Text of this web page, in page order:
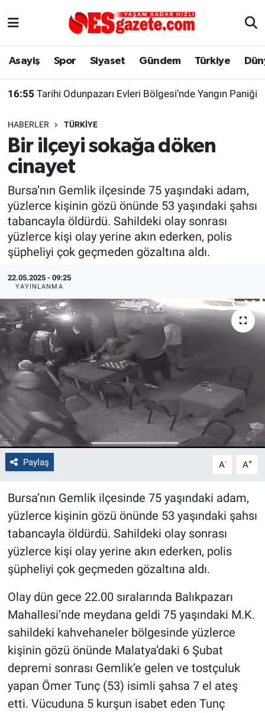
Asayiş Spor Siyaset Gündem Türkiye
16:55 Tarihi Odunpazarı Evleri Bölgesi’nde Yangın Paniği
HABERLER TÜRKIYE
Bir ilçeyi sokağa döken
cinayet
Bursa’nın Gemlik ilçesinde 75 yaşındaki adam,
yüzlerce kişinin gözü önünde 53 yaşındaki şahsı
tabancayla öldürdü. Sahildeki olay sonrası
yüzlerce kişi olay yerine akın ederken, polis
şüpheliyi çok geçmeden gözaltına aldı.
22.05.2025 - 09:25
YAYINLANMA
Paylaş A- A+
Bursa’nın Gemlik ilçesinde 75 yaşındaki adam,
yüzlerce kişinin gözü önünde 53 yaşındaki şahsı
tabancayla öldürdü. Sahildeki olay sonrası
yüzlerce kişi olay yerine akın ederken, polis
şüpheliyi çok geçmeden gözaltına aldı.
Olay dün gece 22.00 sıralarında Balıkpazarı
Mahallesi’nde meydana geldi 75 yaşındaki M.K.
sahildeki kahvehaneler bölgesinde yüzlerce
kişinin gözü önünde Malatya’daki 6 Şubat
depremi sonrası Gemlik’e gelen ve tostçuluk
yapan Ömer Tunç (53) isimli şahsa 7 el ateş
etti. Vücuduna 5 kurşun isabet eden Tunç
Asayiş
Gündem
Türkiye
Dünya
Sağlık
Alış-Veriş/İş dünyası
Yaşam
Eskişehirspor Arşivi
Eskişehir Arşivi
Röportaj
Ekonomi
Kültür Sanat
Politika
Bilecik
Kütahya
Gezi
Genel
Çevre
Yerel
Magazin
Bilim ve Teknoloji
Eskişehir Nöbetçi Eczaneler
Süper Lig Puan Durumu ve Fikstür
Tüm Manşetler
Son Dakika Haberleri
Haber Arşivi